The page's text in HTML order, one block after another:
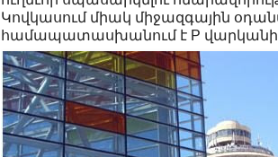
Կովկասում միակ միջազգային
համապատասխանում է P